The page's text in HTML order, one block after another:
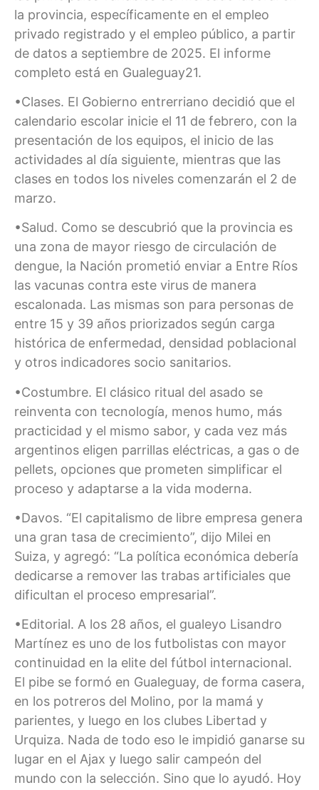
la provincia, específicamente en el empleo
privado registrado y el empleo público, a partir
de datos a septiembre de 2025. El informe
completo está en Gualeguay21.
•Clases. El Gobierno entrerriano decidió que el
calendario escolar inicie el 11 de febrero, con la
presentación de los equipos, el inicio de las
actividades al día siguiente, mientras que las
clases en todos los niveles comenzarán el 2 de
marzo.
•Salud. Como se descubrió que la provincia es
una zona de mayor riesgo de circulación de
dengue, la Nación prometió enviar a Entre Ríos
las vacunas contra este virus de manera
escalonada. Las mismas son para personas de
entre 15 y 39 años priorizados según carga
histórica de enfermedad, densidad poblacional
y otros indicadores socio sanitarios.
•Costumbre. El clásico ritual del asado se
reinventa con tecnología, menos humo, más
practicidad y el mismo sabor, y cada vez más
argentinos eligen parrillas eléctricas, a gas o de
pellets, opciones que prometen simplificar el
proceso y adaptarse a la vida moderna.
•Davos. “El capitalismo de libre empresa genera
una gran tasa de crecimiento”, dijo Milei en
Suiza, y agregó: “La política económica debería
dedicarse a remover las trabas artificiales que
dificultan el proceso empresarial”.
•Editorial. A los 28 años, el gualeyo Lisandro
Martínez es uno de los futbolistas con mayor
continuidad en la elite del fútbol internacional.
El pibe se formó en Gualeguay, de forma casera,
en los potreros del Molino, por la mamá y
parientes, y luego en los clubes Libertad y
Urquiza. Nada de todo eso le impidió ganarse su
lugar en el Ajax y luego salir campeón del
mundo con la selección. Sino que lo ayudó. Hoy